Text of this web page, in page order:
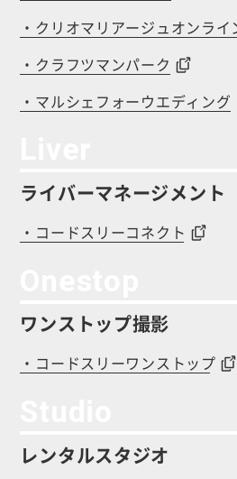
・クリオマリアージュオンライ
・クラフツマンパーク
・マルシェフォーウエディング
ライバーマネージメント
・コードスリーコネクト
ワンストップ撮影
・コードスリーワンストップ
レンタルスタジオ